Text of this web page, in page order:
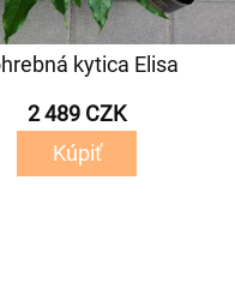
kytica Elisa
2 489 CZK
Kúpiť